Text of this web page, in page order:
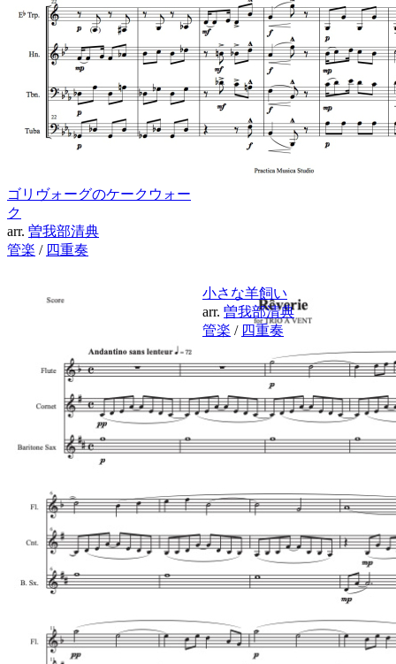
ゴリヴォーグのケークウォー
ク
arr. 曽我部清典
管楽 / 四重奏
小さな羊飼い
arr. 曽我部清典
管楽 / 四重奏